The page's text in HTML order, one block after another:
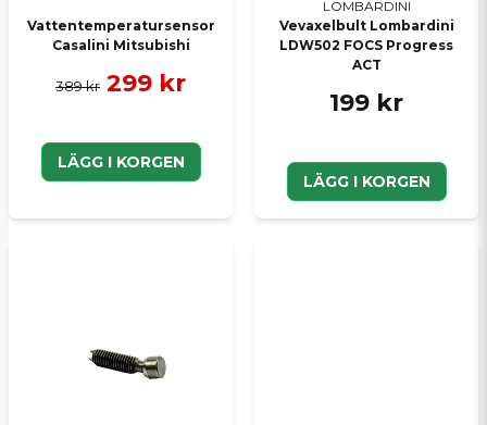
Vattentemperatursensor
Casalini Mitsubishi
389 kr 299 kr
LÄGG I KORGEN
LOMBARDINI
Vevaxelbult Lombardini
LDW502 FOCS Progress
ACT
199 kr
LÄGG I KORGEN